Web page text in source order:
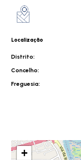
Localização
Distrito:
Concelho:
Freguesia:
+